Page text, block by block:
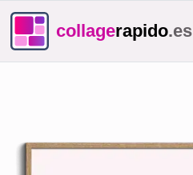
collagerapido.es